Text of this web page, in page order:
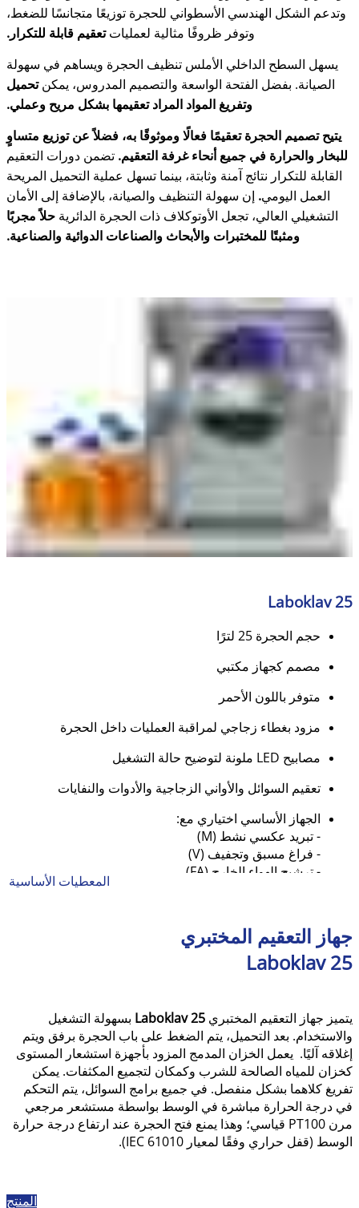
وتدعم الشكل الهندسي الأسطواني للحجرة توزيعًا متجانسًا للضغط،
وتوفر ظروفًا مثالية لعملياتتعقيم قابلة للتكرار.
يسهل السطح الداخلي الأملس تنظيف الحجرة ويساهم في سهولة
الصيانة. بفضل الفتحة الواسعة والتصميم المدروس، يمكنتحميل
وتفريغ المواد المراد تعقيمها بشكل مريح وعملي.
يتيح تصميم الحجرة تعقيمًا فعالًا وموثوقًا به، فضلاً عن توزيع متساوٍ
للبخار والحرارة في جميع أنحاء غرفة التعقيم. تضمن دورات التعقيم
القابلة للتكرار نتائج آمنة وثابتة، بينما تسهل عملية التحميل المريحة
العمل اليومي. إن سهولة التنظيف والصيانة، بالإضافة إلى الأمان
التشغيلي العالي، تجعل الأوتوكلاف ذات الحجرة الدائرية حلاً مجربًا
ومثبتًا للمختبرات والأبحاث والصناعات الدوائية والصناعية.
Laboklav 25
حجم الحجرة 25 لترًا
مصمم كجهاز مكتبي
متوفر باللون الأحمر
مزود بغطاء زجاجي لمراقبة العمليات داخل الحجرة
مصابيح LED ملونة لتوضيح حالة التشغيل
تعقيم السوائل والأواني الزجاجية والأدوات والنفايات
الجهاز الأساسي اختياري مع:
- تبريد عكسي نشط (M)
- فراغ مسبق وتجفيف (V)
- ترشيح الهواء الخارج (FA)
المكثفات
المعطيات الأساسية
جهاز التعقيم المختبري
Laboklav 25
يتميز جهاز التعقيم المختبري Laboklav 25 بسهولة التشغيل
والاستخدام. بعد التحميل، يتم الضغط على باب الحجرة برفق ويتم
إغلاقه آليًا. يعمل الخزان المدمج المزود بأجهزة استشعار المستوى
كخزان للمياه الصالحة للشرب وكمكان لتجميع المكثفات. يمكن
تفريغ كلاهما بشكل منفصل. في جميع برامج السوائل، يتم التحكم
في درجة الحرارة مباشرة في الوسط بواسطة مستشعر مرجعي
مرن PT100 قياسي؛ وهذا يمنع فتح الحجرة عند ارتفاع درجة حرارة
الوسط (قفل حراري وفقًا لمعيار IEC 61010).
المنتج